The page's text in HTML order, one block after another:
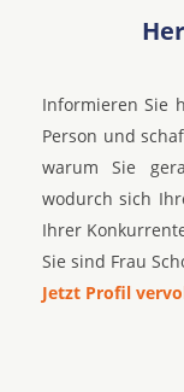
Informieren Sie
Person und
warum Sie
wodurch sich
Ihrer
Sie sind Frau
Jetzt Profil